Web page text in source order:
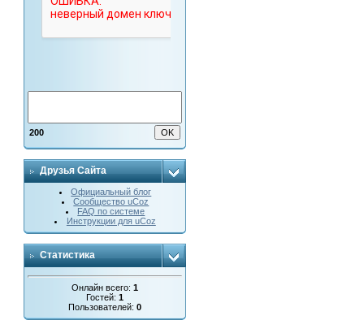
200
Друзья Сайта
Официальный блог
Сообщество uCoz
FAQ по системе
Инструкции для uCoz
Статистика
Онлайн всего:1
Гостей:1
Пользователей:0